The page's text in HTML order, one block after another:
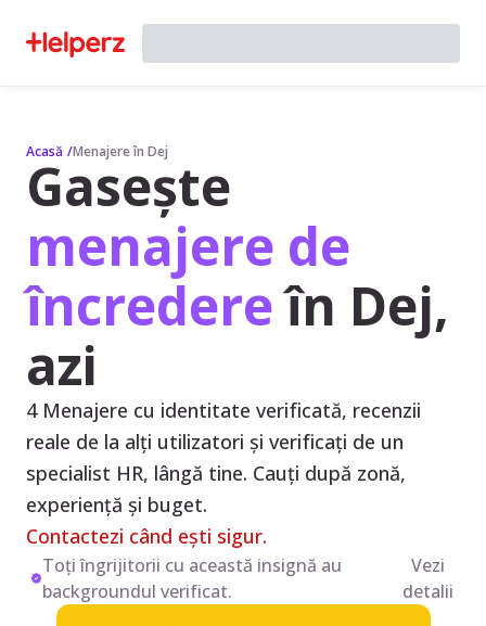
Acasă /Menajere în Dej
Gasește
menajere de
încredereîn Dej,
azi
4 Menajere cu identitate verificată, recenzii
reale de la alți utilizatori și verificați de un
specialist HR, lângă tine. Cauți după zonă,
experiență și buget.
Contactezi când ești sigur.
Toți îngrijitorii cu această insignă au
backgroundul verificat.
Vezi
detalii